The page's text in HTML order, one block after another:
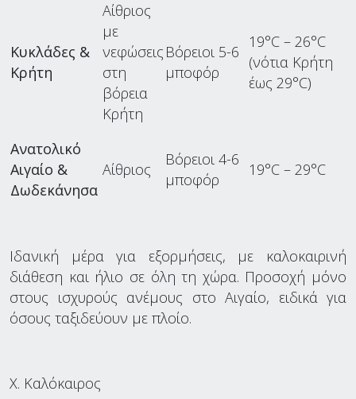
Κυκλάδες &
Κρήτη
Αίθριος
με
νεφώσεις
στη
βόρεια
Κρήτη
Βόρειοι 5-6
μποφόρ
19°C – 26°C
(νότια Κρήτη
έως 29°C)
Ανατολικό
Αιγαίο &
Δωδεκάνησα
Αίθριος
Βόρειοι 4-6
μποφόρ
19°C – 29°C
Ιδανική μέρα για εξορμήσεις, με καλοκαιρινή
διάθεση και ήλιο σε όλη τη χώρα. Προσοχή μόνο
στους ισχυρούς ανέμους στο Αιγαίο, ειδικά για
όσους ταξιδεύουν με πλοίο.
Χ. Καλόκαιρος